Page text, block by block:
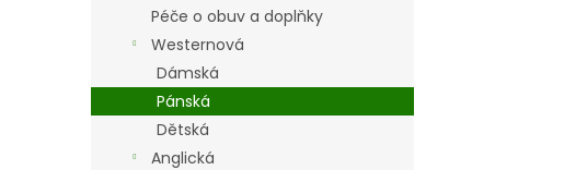
Péče o obuv a doplňky
Westernová
Dámská
Pánská
Dětská
Anglická